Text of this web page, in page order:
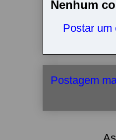
Nenhum
Postar um
Postagem